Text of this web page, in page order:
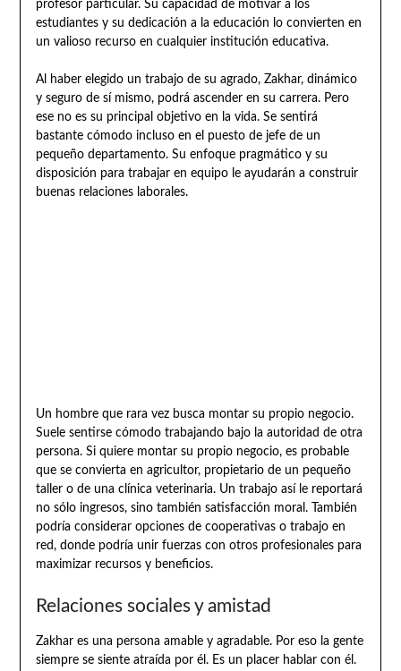
profesor particular. Su capacidad de motivar a los
estudiantes y su dedicación a la educación lo convierten en
un valioso recurso en cualquier institución educativa.
Al haber elegido un trabajo de su agrado, Zakhar, dinámico
y seguro de sí mismo, podrá ascender en su carrera. Pero
ese no es su principal objetivo en la vida. Se sentirá
bastante cómodo incluso en el puesto de jefe de un
pequeño departamento. Su enfoque pragmático y su
disposición para trabajar en equipo le ayudarán a construir
buenas relaciones laborales.
Un hombre que rara vez busca montar su propio negocio.
Suele sentirse cómodo trabajando bajo la autoridad de otra
persona. Si quiere montar su propio negocio, es probable
que se convierta en agricultor, propietario de un pequeño
taller o de una clínica veterinaria. Un trabajo así le reportará
no sólo ingresos, sino también satisfacción moral. También
podría considerar opciones de cooperativas o trabajo en
red, donde podría unir fuerzas con otros profesionales para
maximizar recursos y beneficios.
Relaciones sociales y amistad
Zakhar es una persona amable y agradable. Por eso la gente
siempre se siente atraída por él. Es un placer hablar con él.